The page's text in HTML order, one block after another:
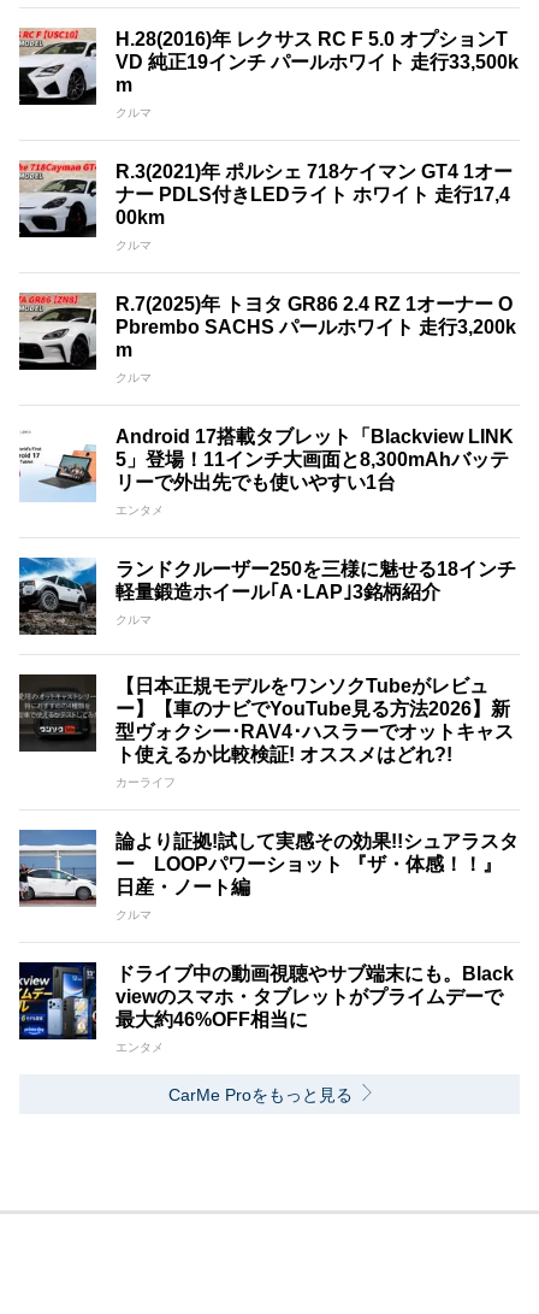
H.28(2016)年 レクサス RC F 5.0 オプションT
VD 純正19インチ パールホワイト 走行33,500k
m
クルマ
R.3(2021)年 ポルシェ 718ケイマン GT4 1オー
ナー PDLS付きLEDライト ホワイト 走行17,4
00km
クルマ
R.7(2025)年 トヨタ GR86 2.4 RZ 1オーナー O
Pbrembo SACHS パールホワイト 走行3,200k
m
クルマ
Android 17搭載タブレット「Blackview LINK
5」登場！11インチ大画面と8,300mAhバッテ
リーで外出先でも使いやすい1台
エンタメ
ランドクルーザー250を三様に魅せる18インチ
軽量鍛造ホイール｢A･LAP｣3銘柄紹介
クルマ
【日本正規モデルをワンソクTubeがレビュ
ー】【車のナビでYouTube見る方法2026】新
型ヴォクシー･RAV4･ハスラーでオットキャス
ト使えるか比較検証! オススメはどれ?!
カーライフ
論より証拠!試して実感その効果!!シュアラスタ
ー LOOPパワーショット 『ザ・体感！！』
日産・ノート編
クルマ
ドライブ中の動画視聴やサブ端末にも。Black
viewのスマホ・タブレットがプライムデーで
最大約46%OFF相当に
エンタメ
CarMe Proをもっと見る